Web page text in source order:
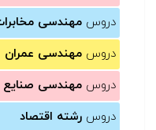
دروس مهندسی
دروس مهندسی عمران
دروس مهندسی صنایع
دروس رشته اقتصاد